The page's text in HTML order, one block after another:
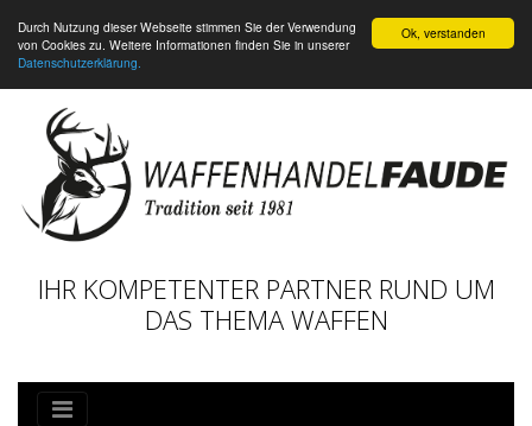
Ok, verstanden
Durch Nutzung dieser Webseite stimmen Sie der Verwendung
von Cookies zu. Weitere Informationen finden Sie in unserer
Datenschutzerklärung.
IHR KOMPETENTER PARTNER RUND UM
DAS THEMA WAFFEN